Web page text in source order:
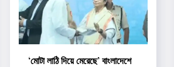
‘মোটা লাঠি দিয়ে মেরেছে’ বাংলাদেশে